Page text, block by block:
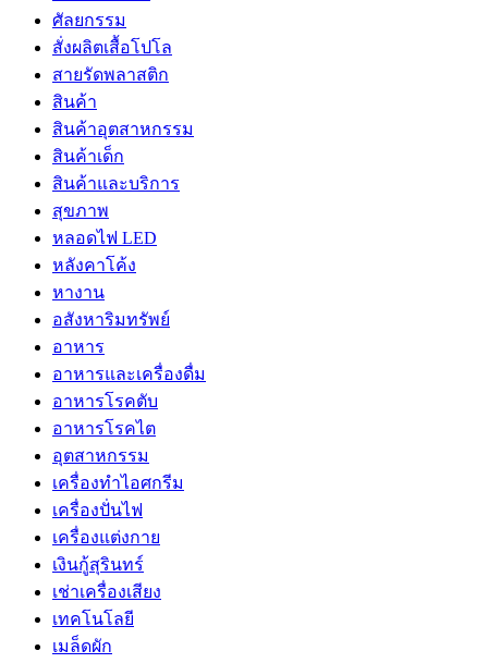
ศัลยกรรม
สั่งผลิตเสื้อโปโล
สายรัดพลาสติก
สินค้า
สินค้าอุตสาหกรรม
สินค้าเด็ก
สินค้าและบริการ
สุขภาพ
หลอดไฟ LED
หลังคาโค้ง
หางาน
อสังหาริมทรัพย์
อาหาร
อาหารและเครื่องดื่ม
อาหารโรคตับ
อาหารโรคไต
อุตสาหกรรม
เครื่องทำไอศกรีม
เครื่องปั่นไฟ
เครื่องแต่งกาย
เงินกู้สุรินทร์
เช่าเครื่องเสียง
เทคโนโลยี
เมล็ดผัก